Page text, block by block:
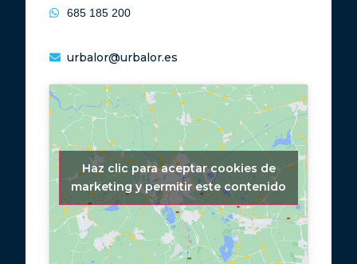
685 185 200
urbalor@urbalor.es
Haz clic para aceptar cookies de
marketing y permitir este contenido